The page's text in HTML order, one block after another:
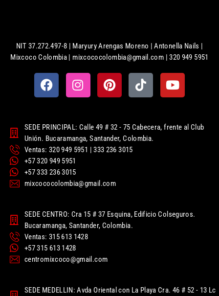
NIT 37.272.497-8 | Maryury Arengas Moreno | Antonella Nails |
Mixcoco Colombia | mixcococolombia@gmail.com | 320 949 5951
SEDE PRINCIPAL: Calle 49 # 32 - 75 Cabecera, frente al Club
Unión. Bucaramanga, Santander, Colombia.
Ventas: 320 949 5951 | 333 236 3015
+57 320 949 5951
+57 333 236 3015
mixcococolombia@gmail.com
SEDE CENTRO: Cra 15 # 37 Esquina, Edificio Colseguros.
Bucaramanga, Santander, Colombia.
Ventas: 315 613 1428
+57 315 613 1428
centromixcoco@gmail.com
SEDE MEDELLIN: Avda Oriental con La Playa Cra. 46 # 52 - 13 Lc